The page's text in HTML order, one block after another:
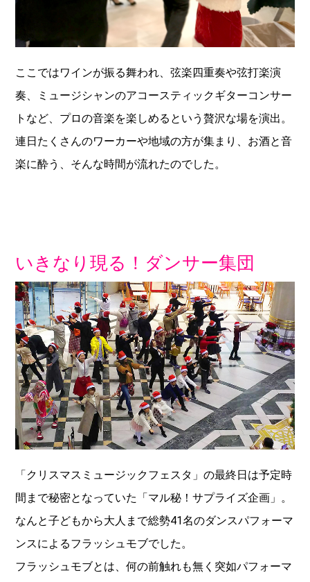
ここではワインが振る舞われ、弦楽四重奏や弦打楽演
奏、ミュージシャンのアコースティックギターコンサー
トなど、プロの音楽を楽しめるという贅沢な場を演出。
連日たくさんのワーカーや地域の方が集まり、お酒と音
楽に酔う、そんな時間が流れたのでした。
いきなり現る！ダンサー集団
「クリスマスミュージックフェスタ」の最終日は予定時
間まで秘密となっていた「マル秘！サプライズ企画」。
なんと子どもから大人まで総勢41名のダンスパフォーマ
ンスによるフラッシュモブでした。
フラッシュモブとは、何の前触れも無く突如パフォーマ